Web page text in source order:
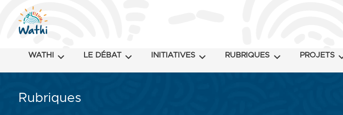
WATHI LE DÉBAT INITIATIVES RUBRIQUES PROJETS
Rubriques